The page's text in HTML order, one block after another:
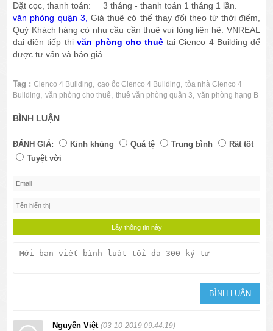
Đặt cọc, thanh toán: 3 tháng - thanh toán 1 tháng 1 lần.
văn phòng quận 3, Giá thuê có thể thay đổi theo từ thời điểm,
Quý Khách hàng có nhu cầu cần thuê vui lòng liên hệ: VNREAL
đại diện tiếp thị văn phòng cho thuêtại Cienco 4 Building để
được tư vấn và báo giá.
Tag : Cienco 4 Building,cao ốc Cienco 4 Building,tòa nhà Cienco 4
Building,văn phòng cho thuê,thuê văn phòng quận 3,văn phòng hạng B
BÌNH LUẬN
ĐÁNH GIÁ: Kinh khủng Quá tệ Trung bình
Rất tốt
Tuyệt vời
Nguyễn Việt(03-10-2019 09:44:19)